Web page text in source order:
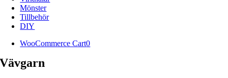
Mönster
Tillbehör
DIY
WooCommerce Cart0
Vävgarn